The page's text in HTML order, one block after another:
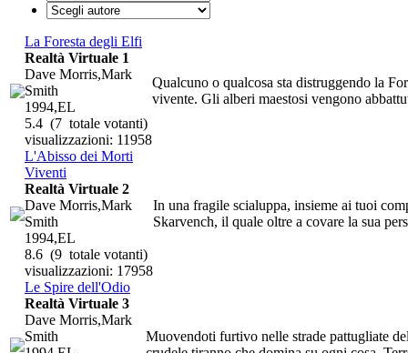
La Foresta degli Elfi
Qualcuno o qualcosa sta distruggendo la
vivente. Gli alberi maestosi vengono
Realtà Virtuale 1
Dave Morris,Mark
Smith
1994,EL
5.4 (7 totale votanti)
visualizzazioni: 11958
L'Abisso dei Morti
Viventi
In una fragile scialuppa, insieme ai tuoi
Skarvench, il quale oltre a covare la sua
Realtà Virtuale 2
Dave Morris,Mark
Smith
1994,EL
8.6 (9 totale votanti)
visualizzazioni: 17958
Le Spire dell'Odio
Muovendoti furtivo nelle strade pattugliate
Realtà Virtuale 3
Dave Morris,Mark
Smith